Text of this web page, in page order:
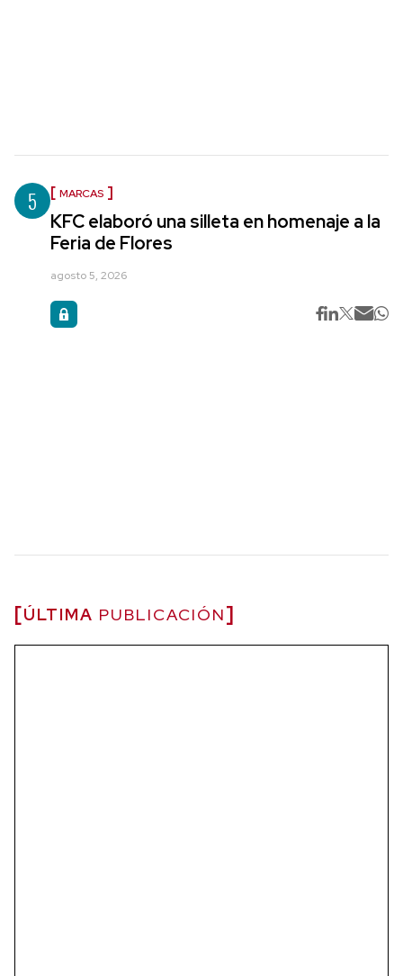
5 MARCAS
KFC elaboró una silleta en homenaje a la
Feria de Flores
agosto 5, 2026
ÚLTIMA PUBLICACIÓN